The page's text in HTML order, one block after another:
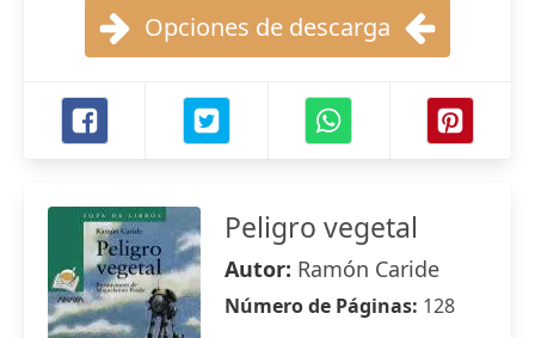
Opciones de descarga
Peligro vegetal
Autor: Ramón Caride
Número de Páginas: 128